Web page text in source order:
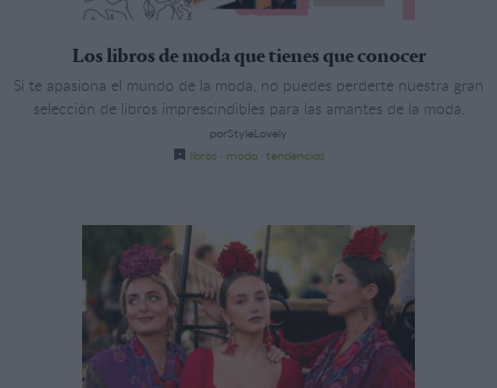
Los libros de moda que tienes que conocer
Si te apasiona el mundo de la moda, no puedes perderte nuestra gran
selección de libros imprescindibles para las amantes de la moda.
porStyleLovely
libros
moda· tendencias